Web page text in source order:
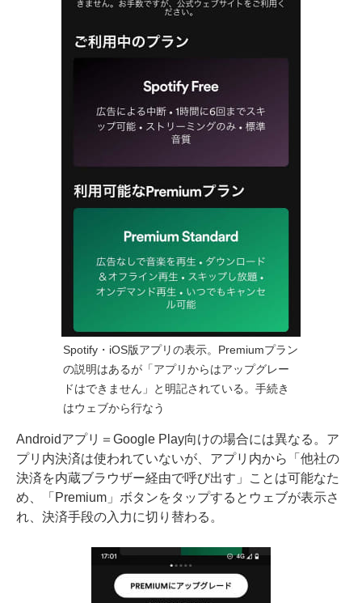
Spotify・iOS版アプリの表示。Premiumプラン
の説明はあるが「アプリからはアップグレー
ドはできません」と明記されている。手続き
はウェブから行なう
Androidアプリ＝Google Play向けの場合には異なる。ア
プリ内決済は使われていないが、アプリ内から「他社の
決済を内蔵ブラウザー経由で呼び出す」ことは可能なた
め、「Premium」ボタンをタップするとウェブが表示さ
れ、決済手段の入力に切り替わる。